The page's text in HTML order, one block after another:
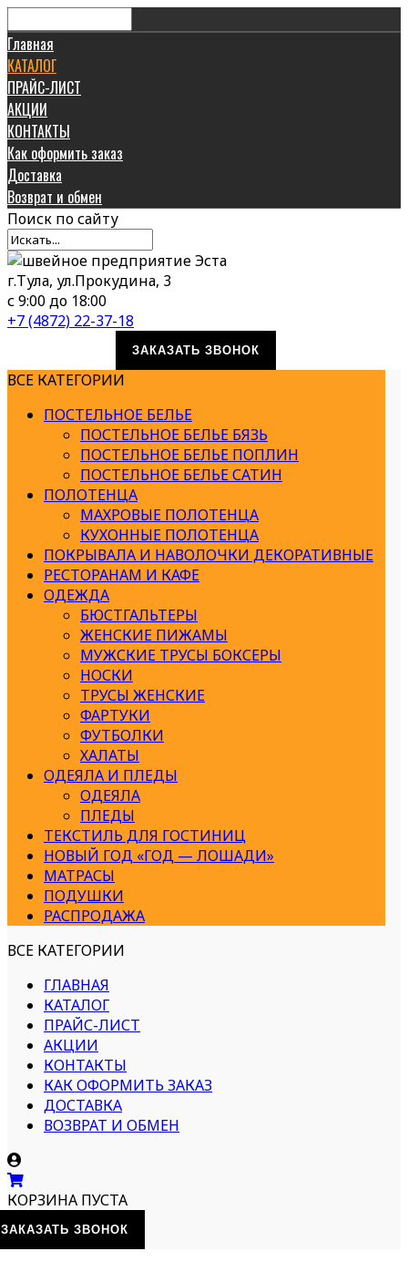
Главная
КАТАЛОГ
ПРАЙС-ЛИСТ
АКЦИИ
КОНТАКТЫ
Как оформить заказ
Доставка
Возврат и обмен
Поиск по сайту
г.Тула, ул.Прокудина, 3
с 9:00 до 18:00
+7 (4872) 22-37-18
ЗАКАЗАТЬ ЗВОНОК
ВСЕ КАТЕГОРИИ
ПОСТЕЛЬНОЕ БЕЛЬЕ
ПОСТЕЛЬНОЕ БЕЛЬЕ БЯЗЬ
ПОСТЕЛЬНОЕ БЕЛЬЕ ПОПЛИН
ПОСТЕЛЬНОЕ БЕЛЬЕ САТИН
ПОЛОТЕНЦА
МАХРОВЫЕ ПОЛОТЕНЦА
КУХОННЫЕ ПОЛОТЕНЦА
ПОКРЫВАЛА И НАВОЛОЧКИ ДЕКОРАТИВНЫЕ
РЕСТОРАНАМ И КАФЕ
ОДЕЖДА
БЮСТГАЛЬТЕРЫ
ЖЕНСКИЕ ПИЖАМЫ
МУЖСКИЕ ТРУСЫ БОКСЕРЫ
НОСКИ
ТРУСЫ ЖЕНСКИЕ
ФАРТУКИ
ФУТБОЛКИ
ХАЛАТЫ
ОДЕЯЛА И ПЛЕДЫ
ОДЕЯЛА
ПЛЕДЫ
ТЕКСТИЛЬ ДЛЯ ГОСТИНИЦ
НОВЫЙ ГОД «ГОД — ЛОШАДИ»
МАТРАСЫ
ПОДУШКИ
РАСПРОДАЖА
ВСЕ КАТЕГОРИИ
ГЛАВНАЯ
КАТАЛОГ
ПРАЙС-ЛИСТ
АКЦИИ
КОНТАКТЫ
КАК ОФОРМИТЬ ЗАКАЗ
ДОСТАВКА
ВОЗВРАТ И ОБМЕН
КОРЗИНА ПУСТА
ЗАКАЗАТЬ ЗВОНОК